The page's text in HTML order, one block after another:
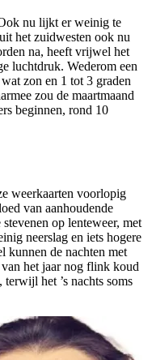
nu lijkt er weinig te
het zuidwesten ook nu
na, heeft vrijwel het
luchtdruk. Wederom een
zon en 1 tot 3 graden
zou de maartmaand
beginnen, rond 10
weerkaarten voorlopig
van aanhoudende
op lenteweer, met
neerslag en iets hogere
kunnen de nachten met
het jaar nog flink koud
het ’s nachts soms